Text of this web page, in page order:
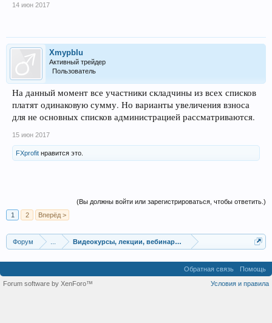
14 июн 2017
XmypbIu
Активный трейдер
Пользователь
На данный момент все участники складчины из всех списков
платят одинаковую сумму. Но варианты увеличения взноса
для не основных списков администрацией рассматриваются.
15 июн 2017
FXprofit нравится это.
(Вы должны войти или зарегистрироваться, чтобы ответить.)
1
2 Вперёд >
Форум Видеокурсы, лекции, вебинары, учебный материал
Обратная связь
Помощь
Условия и правила
Forum software by XenForo™